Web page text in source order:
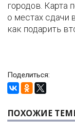
городов. Карта
о местах сдачи
как подарить
Поделиться:
ПОХОЖИЕ